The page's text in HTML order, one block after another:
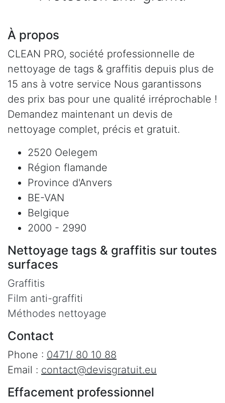
À propos
CLEAN PRO, société professionnelle de
nettoyage de tags & graffitis depuis plus de
15 ans à votre service Nous garantissons
des prix bas pour une qualité irréprochable !
Demandez maintenant un devis de
nettoyage complet, précis et gratuit.
2520 Oelegem
Région flamande
Province d'Anvers
BE-VAN
Belgique
2000 - 2990
Nettoyage tags & graffitis sur toutes
surfaces
Graffitis
Film anti-graffiti
Méthodes nettoyage
Contact
Phone : 0471/ 80 10 88
Email : contact@devisgratuit.eu
Effacement professionnel